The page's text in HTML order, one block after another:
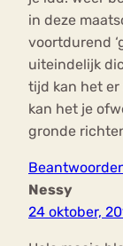
in deze
voortdurend
uiteindelijk
tijd kan het er
kan het je
gronde
Nessy
24 oktober,